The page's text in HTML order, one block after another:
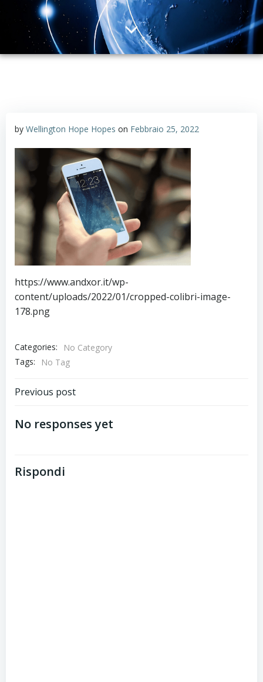
by Wellington Hope Hopes on Febbraio 25, 2022
https://www.andxor.it/wp-
content/uploads/2022/01/cropped-colibri-image-
178.png
Categories:
No Category
Tags:
No Tag
Post
navigation
Previous post
No responses yet
Rispondi